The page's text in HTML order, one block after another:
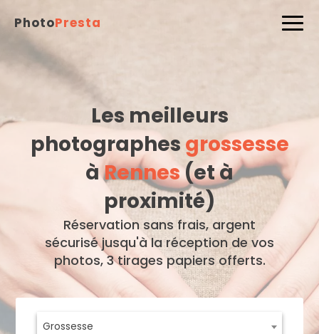
PhotoPresta
Les meilleurs
photographes grossesse
àRennes(et à
proximité)
Réservation sans frais, argent
sécurisé jusqu'à la réception de vos
photos, 3 tirages papiers offerts.
Grossesse